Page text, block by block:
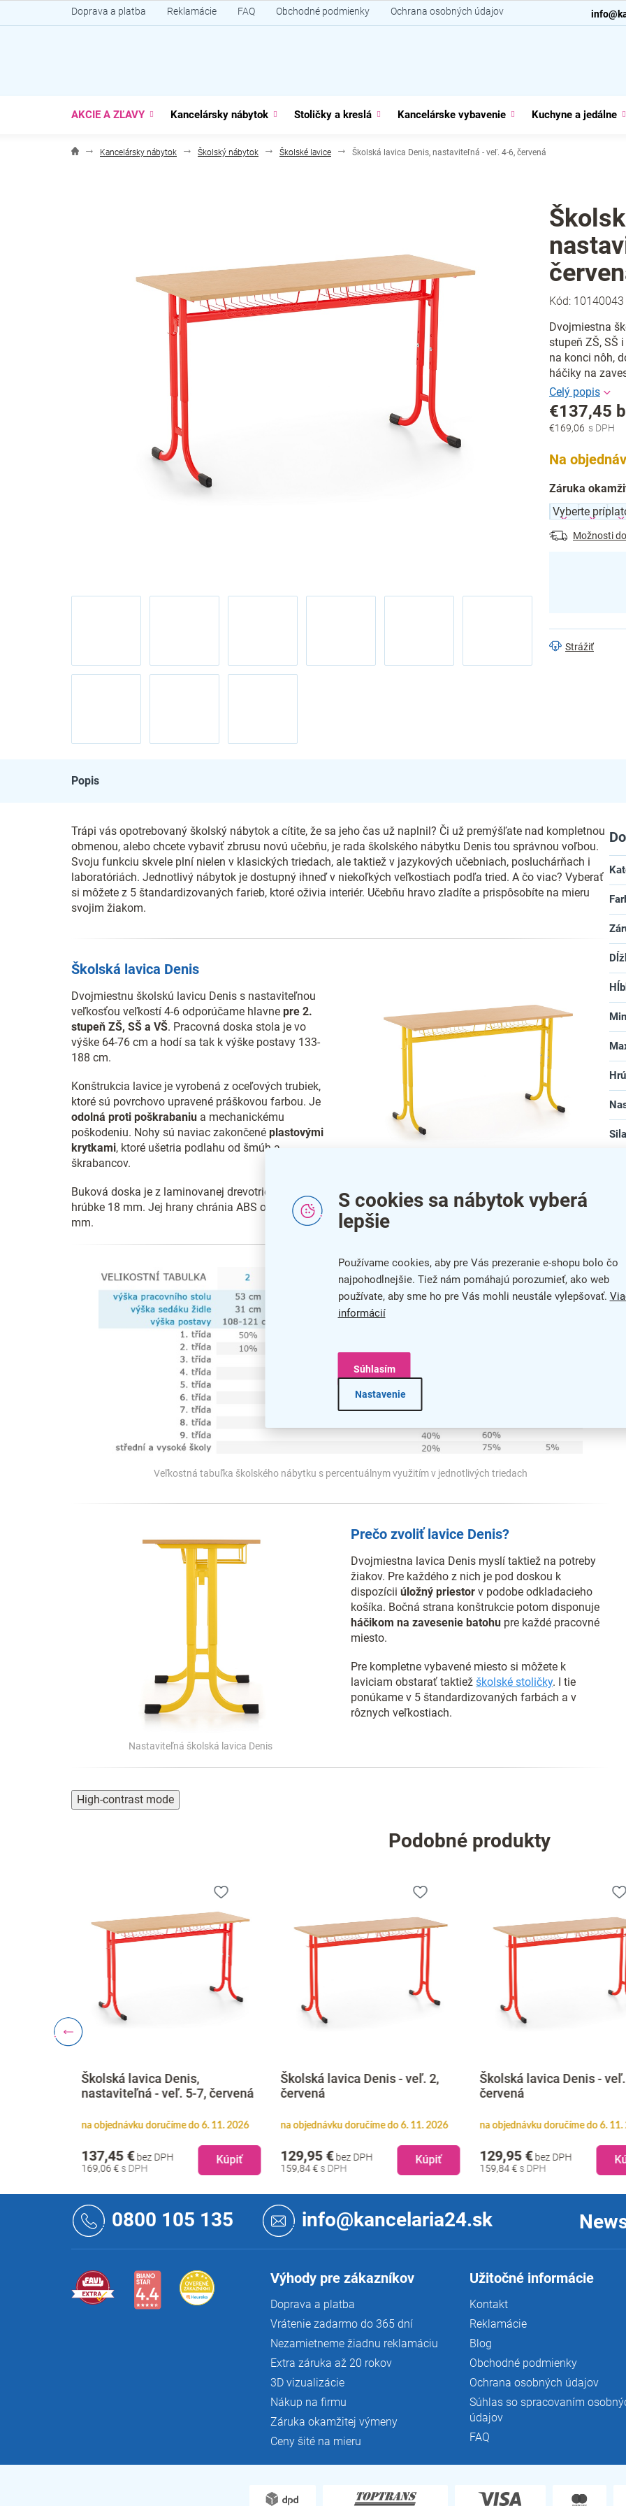
S cookies sa nábytok vyberá
lepšie
Používame cookies, aby pre Vás prezeranie e-shopu bolo čo
najpohodlnejšie. Tiež nám pomáhajú porozumieť, ako web
používate, aby sme ho pre Vás mohli neustále vylepšovať.
informácií
Nastavenie
Súhlasím
na
Doprava a platba Reklamácie FAQ Obchodné podmienky Ochrana osobných údajov
AKCIE A ZĽAVY Kancelársky nábytok Stoličky a kreslá Kancelárske vybavenie Kuchyne a jedálne
Kancelársky nábytok Školský nábytok Školské lavice Školská lavica Denis, nastaviteľná - veľ. 4-6, červená
Kód: 10140043
Dvojmiestna
stupeň ZŠ, SŠ
na konci nôh,
háčiky na
€169,06
€137,45
Jednotková
Na
Záruka
Možnosti
Strážiť
Popis
Trápi vás opotrebovaný školský nábytok a cítite, že sa jeho čas už naplnil? Či už premýšľate nad kompletnou
obmenou, alebo chcete vybaviť zbrusu novú učebňu, je rada školského nábytku Denis tou správnou voľbou.
Svoju funkciu skvele plní nielen v klasických triedach, ale taktiež v jazykových učebniach, posluchárňach i
laboratóriách. Jednotlivý nábytok je dostupný ihneď v niekoľkých veľkostiach podľa tried. A čo viac? Vyberať
si môžete z 5 štandardizovaných farieb, ktoré oživia interiér. Učebňu hravo zladíte a prispôsobíte na mieru
svojim žiakom.
Školská lavica Denis
Dvojmiestnu školskú lavicu Denis s nastaviteľnou
veľkosťou veľkostí 4-6 odporúčame hlavne pre 2.
stupeň ZŠ, SŠ a VŠ. Pracovná doska stola je vo
výške 64-76 cm a hodí sa tak k výške postavy 133-
188 cm.
Konštrukcia lavice je vyrobená z oceľových trubiek,
ktoré sú povrchovo upravené práškovou farbou. Je
odolná proti poškrabaniu a mechanickému
poškodeniu. Nohy sú naviac zakončené plastovými
krytkami, ktoré ušetria podlahu od šmúh a
škrabancov.
Buková doska je z laminovanej drevotriesky o
hrúbke 18 mm. Jej hrany chránia ABS o hrúbke 2
mm.
Veľkostná tabuľka školského nábytku s percentuálnym využitím v jednotlivých triedach
Nastaviteľná školská lavica Denis
Prečo zvoliť lavice Denis?
Dvojmiestna lavica Denis myslí taktiež na potreby
žiakov. Pre každého z nich je pod doskou k
dispozícii úložný priestor v podobe odkladacieho
košíka. Bočná strana konštrukcie potom disponuje
háčikom na zavesenie batohu pre každé pracovné
miesto.
Pre kompletne vybavené miesto si môžete k
laviciam obstarať taktiežškolské stoličky. I tie
ponúkame v 5 štandardizovaných farbách a v
rôznych veľkostiach.
High-contrast mode
Podobné produkty
Školská lavica Denis,
nastaviteľná - veľ. 5-7, červená
na objednávku doručíme do 6. 11. 2026
169,06 €
137,45 €bez DPH Kúpiť
Školská lavica Denis - veľ. 2,
červená
na objednávku doručíme do 6. 11. 2026
159,84 €
129,95 €bez DPH Kúpiť
Školská lavica Denis -
červená
na objednávku doručíme do 6. 11.
159,84 €
129,95 €bez DPH
0800 105 135 info@kancelaria24.sk
Výhody pre zákazníkov
Doprava a platba
Vrátenie zadarmo do 365 dní
Nezamietneme žiadnu reklamáciu
Extra záruka až 20 rokov
3D vizualizácie
Nákup na firmu
Záruka okamžitej výmeny
Ceny šité na mieru
Užitočné informácie
Kontakt
Reklamácie
Blog
Obchodné podmienky
Ochrana osobných údajov
Súhlas so spracovaním
údajov
FAQ